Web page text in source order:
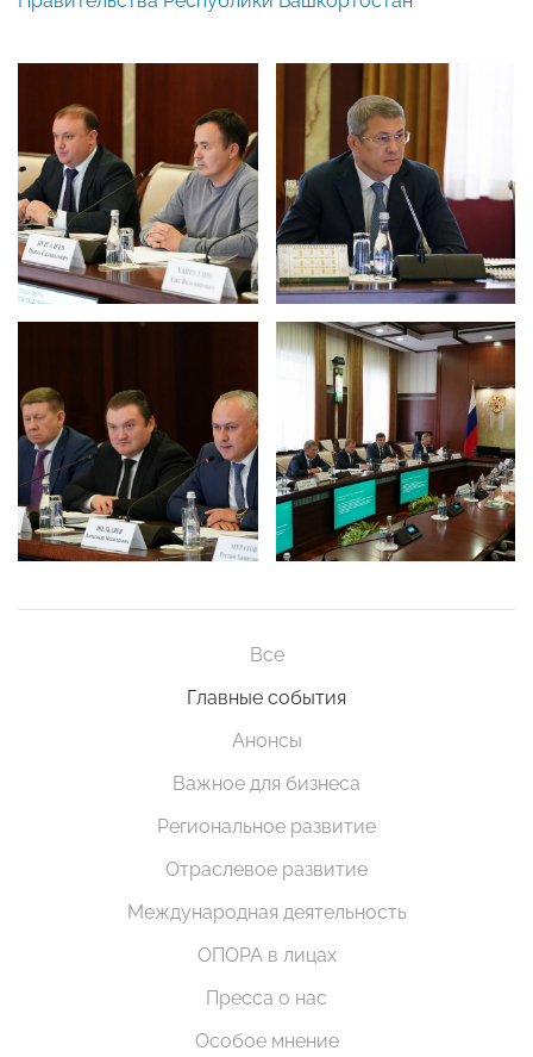
Все
Главные события
Анонсы
Важное для бизнеса
Региональное развитие
Отраслевое развитие
Международная деятельность
ОПОРА в лицах
Пресса о нас
Особое мнение